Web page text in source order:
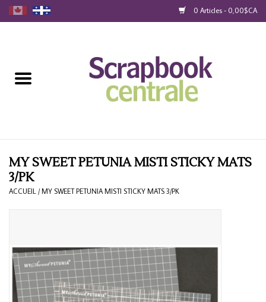
0 Articles - 0,00$CA
Fidélité
Blog
MY SWEET PETUNIA MISTI STICKY MATS
3/PK
ACCUEIL /MY SWEET PETUNIA MISTI STICKY MATS 3/PK